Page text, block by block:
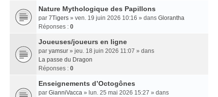
Nature Mythologique des Papillons
par 7Tigers » ven. 19 juin 2026 10:16 » dans Glorantha
Réponses : 0
Joueuses/joueurs en ligne
par yamsur » jeu. 18 juin 2026 11:07 » dans
La passe du Dragon
Réponses : 0
Enseignements dʼOctogônes
par GianniVacca » lun. 25 mai 2026 15:27 » dans